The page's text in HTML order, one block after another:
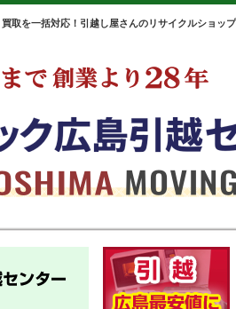
取を一括対応！引越し屋さんのリサイクルショッ